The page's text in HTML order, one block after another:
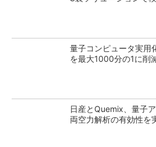
量子コンピュータ実用
を最大1000分の1に削
日産とQuemix、量子
両空力解析の有効性を